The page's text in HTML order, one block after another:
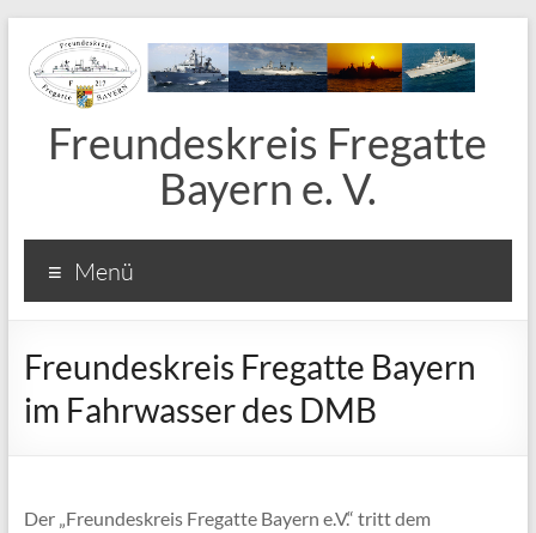
Freundeskreis Fregatte
Bayern e. V.
Menü
Freundeskreis Fregatte Bayern
im Fahrwasser des DMB
Der „Freundeskreis Fregatte Bayern e.V.“ tritt dem